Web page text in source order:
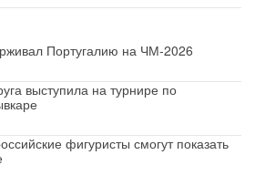
Португалию на ЧМ-2026
выступила на турнире по
фигуристы смогут показать